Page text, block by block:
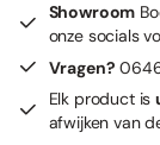
Showroom
onze socials
Vragen?
Elk product is
afwijken van